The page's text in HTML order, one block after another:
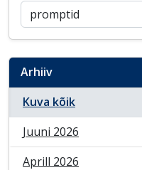
Otsi postitusi
Arhiiv
Kuva kõik
Juuni 2026
Aprill 2026